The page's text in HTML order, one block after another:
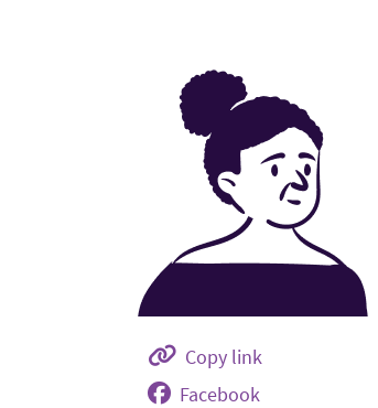
Copy link
Facebook